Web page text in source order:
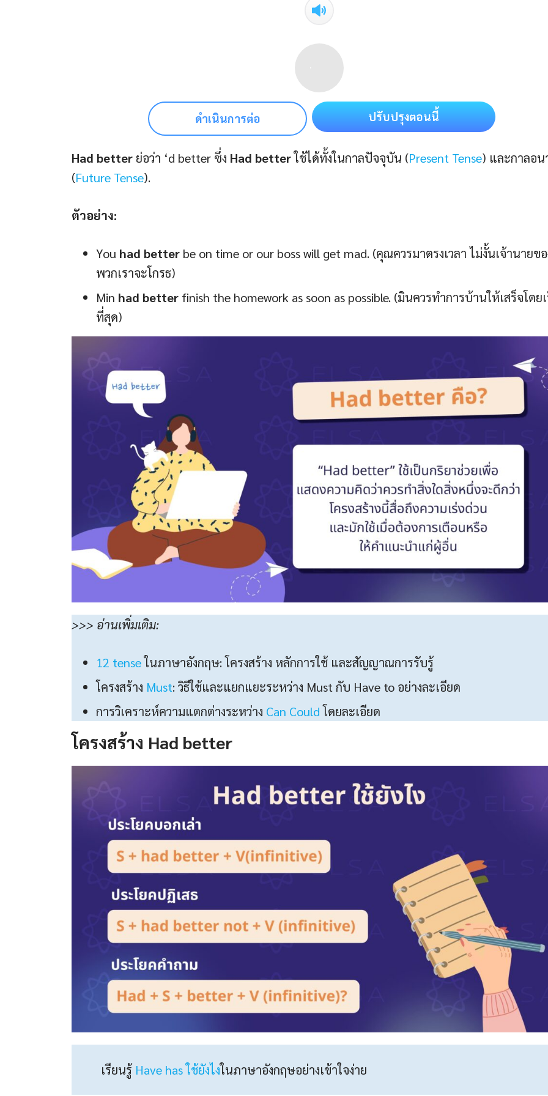
ดำเนินการต่อ ปรับปรุงตอนนี้
Had better ย่อว่า ‘d better ซึ่ง Had betterใช้ได้ทั้งในกาลปัจจุบัน (Present Tense) และกาลอ
(Future Tense).
ตัวอย่าง:
You had better be on time or our boss will get mad. (คุณควรมาตรงเวลา ไม่งั้นเจ้านายข
พวกเราจะโกรธ)
Min had better finish the homework as soon as possible. (มินควรทำการบ้านให้เสร็จโดย
ที่สุด)
>>> อ่านเพิ่มเติม:
12 tenseในภาษาอังกฤษ: โครงสร้าง หลักการใช้ และสัญญาณการรับรู้
โครงสร้าง Must: วิธีใช้และแยกแยะระหว่าง Must กับ Have to อย่างละเอียด
การวิเคราะห์ความแตกต่างระหว่าง Can Couldโดยละเอียด
โครงสร้าง Had better
เรียนรู้ Have has ใช้ยังไงในภาษาอังกฤษอย่างเข้าใจง่าย